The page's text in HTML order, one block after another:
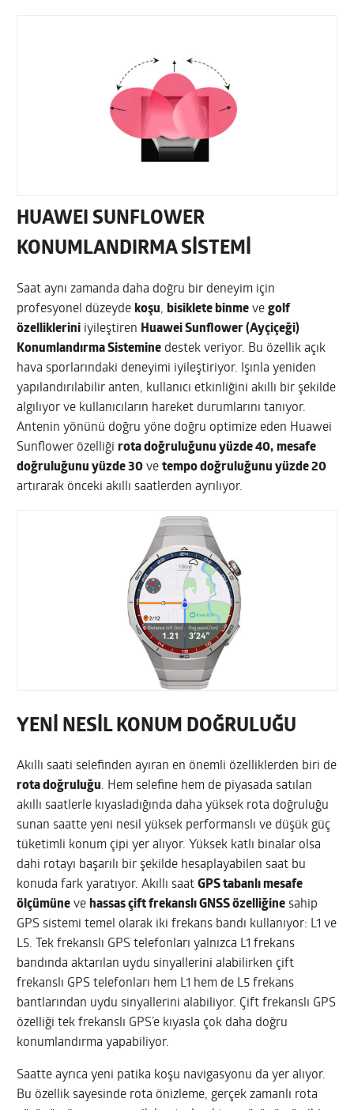
HUAWEI SUNFLOWER
KONUMLANDIRMA SİSTEMİ
Saat aynı zamanda daha doğru bir deneyim için
profesyonel düzeyde koşu, bisiklete binme vegolf
özelliklerini iyileştiren Huawei Sunflower (Ayçiçeği)
Konumlandırma Sistemine destek veriyor. Bu özellik açık
hava sporlarındaki deneyimi iyileştiriyor. Işınla yeniden
yapılandırılabilir anten, kullanıcı etkinliğini akıllı bir şekilde
algılıyor ve kullanıcıların hareket durumlarını tanıyor.
Antenin yönünü doğru yöne doğru optimize eden Huawei
Sunflower özelliğirota doğruluğunu yüzde 40, mesafe
doğruluğunu yüzde 30 vetempo doğruluğunu yüzde 20
artırarak önceki akıllı saatlerden ayrılıyor.
YENİ NESİL KONUM DOĞRULUĞU
Akıllı saati selefinden ayıran en önemli özelliklerden biri de
rota doğruluğu. Hem selefine hem de piyasada satılan
akıllı saatlerle kıyasladığında daha yüksek rota doğruluğu
sunan saatte yeni nesil yüksek performanslı ve düşük güç
tüketimli konum çipi yer alıyor. Yüksek katlı binalar olsa
dahi rotayı başarılı bir şekilde hesaplayabilen saat bu
konuda fark yaratıyor. Akıllı saatGPS tabanlı mesafe
ölçümüne vehassas çift frekanslı GNSS özelliğine sahip
GPS sistemi temel olarak iki frekans bandı kullanıyor: L1 ve
L5. Tek frekanslı GPS telefonları yalnızca L1 frekans
bandında aktarılan uydu sinyallerini alabilirken çift
frekanslı GPS telefonları hem L1 hem de L5 frekans
bantlarından uydu sinyallerini alabiliyor. Çift frekanslı GPS
özelliği tek frekanslı GPS’e kıyasla çok daha doğru
konumlandırma yapabiliyor.
Saatte ayrıca yeni patika koşu navigasyonu da yer alıyor.
Bu özellik sayesinde rota önizleme, gerçek zamanlı rota